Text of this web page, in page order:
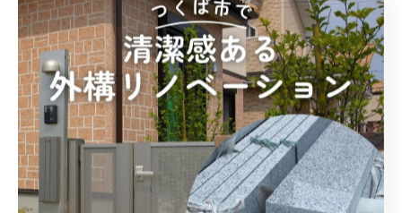
レンジがポイントです。春はお花見やピクニック、夏は
パラソルの下で水遊びやバーベキュー、秋冬はアウトド
ア用ヒーターやブランケットを活用して温かく過ごす工
夫が求められます。
特に、可動式や折りたたみ式の家具を選ぶことで、季節
やイベントごとにレイアウトを変えやすくなります。家
族や友人と集まるシーンごとに「今日はお茶会」「次は
バーベキュー」など、柔軟に使い分けできるのがガーデ